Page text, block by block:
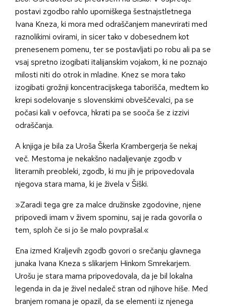
postavi zgodbo rahlo uporniškega šestnajstletnega
Ivana Kneza, ki mora med odraščanjem manevrirati med
raznolikimi ovirami, in sicer tako v dobesednem kot
prenesenem pomenu, ter se postavljati po robu ali pa se
vsaj spretno izogibati italijanskim vojakom, ki ne poznajo
milosti niti do otrok in mladine. Knez se mora tako
izogibati grožnji koncentracijskega taborišča, medtem ko
krepi sodelovanje s slovenskimi obveščevalci, pa se
počasi kali v oefovca, hkrati pa se sooča še z izzivi
odraščanja.
A knjiga je bila za Uroša Škerla Krambergerja še nekaj
več. Mestoma je nekakšno nadaljevanje zgodb v
literarnih preobleki, zgodb, ki mu jih je pripovedovala
njegova stara mama, ki je živela v Šiški.
»Zaradi tega gre za malce družinske zgodovine, njene
pripovedi imam v živem spominu, saj je rada govorila o
tem, sploh če si jo še malo povprašal.«
Ena izmed Kraljevih zgodb govori o srečanju glavnega
junaka Ivana Kneza s slikarjem Hinkom Smrekarjem.
Urošu je stara mama pripovedovala, da je bil lokalna
legenda in da je živel nedaleč stran od njihove hiše. Med
branjem romana je opazil, da se elementi iz njenega